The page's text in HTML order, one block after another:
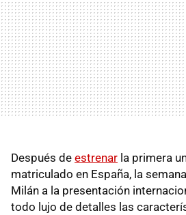
Después de estrenar la primera
matriculado en España, la
Milán a la presentación
todo lujo de detalles las